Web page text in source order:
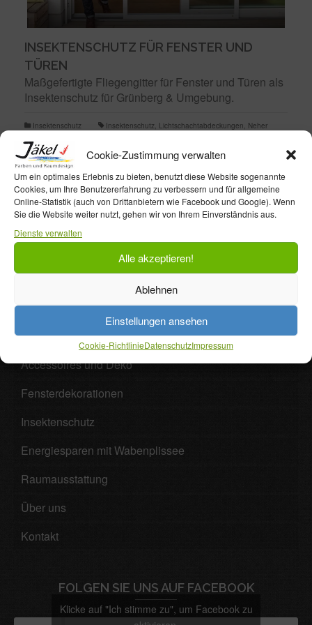
Cookie-Zustimmung verwalten
Um ein optimales Erlebnis zu bieten, benutzt diese Website sogenannte
Cookies, um Ihre Benutzererfahrung zu verbessern und für allgemeine
Online-Statistik (auch von Drittanbietern wie Facebook und Google). Wenn
Sie die Website weiter nutzt, gehen wir von Ihrem Einverständnis aus.
Dienste verwalten
Alle akzeptieren!
Ablehnen
Einstellungen ansehen
Cookie-RichtlinieDatenschutzImpressum
INSEKTENSCHUTZ FÜR FENSTER UND
TÜREN
Maßgefertigte Fliegengitter für Fenster und Türen als
Insektenschutz für Grünberg & Umgebung.
Insektenschutz Insektenschutz, Lichtschachtabdeckungen, Neher
Farben & Raumdesign Jäkel e.K
Alsfelderstr. 9 - 35305 Grünberg
Mo. – Fr. : 9.00 – 12.30 & 14.30 – 18.00 Uhr
und Sa: 9.00 – 13.00 Uhr
Accessoires und Deko
Fensterdekorationen
Insektenschutz
Energiesparen mit Wabenplissee
Raumausstattung
Über uns
Kontakt
FOLGEN SIE UNS AUF FACEBOOK
Klicke auf "Ich stimme zu", um Facebook zu